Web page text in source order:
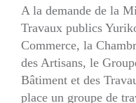
A la demande de la
Travaux publics
Commerce, la
des Artisans, le
Bâtiment et des
place un groupe de